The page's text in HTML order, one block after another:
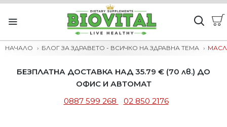
НАЧАЛО БЛОГ ЗА ЗДРАВЕТО - ВСИЧКО НА ЗДРАВНА ТЕМА
БЕЗПЛАТНА ДОСТАВКА НАД 35.79 € (70 лв.) ДО
ОФИС И АВТОМАТ
0887 599 268
02 850 2176